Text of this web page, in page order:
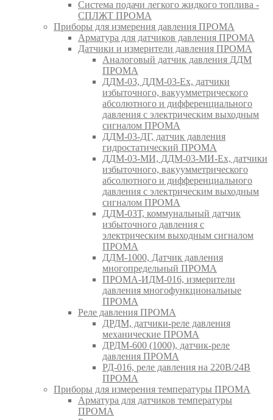
Система подачи легкого жидкого топлива -
СПЛЖТ ПРОМА
Приборы для измерения давления ПРОМА
Арматура для датчиков давления ПРОМА
Датчики и измерители давления ПРОМА
Аналоговый датчик давления ДДМ
ПРОМА
ДДМ-03, ДДМ-03-Ех, датчики
избыточного, вакуумметрического
абсолютного и дифференциального
давления с электрическим выходным
сигналом ПРОМА
ДДМ-03-ДГ, датчик давления
гидростатический ПРОМА
ДДМ-03-МИ, ДДМ-03-МИ-Ех, датчики
избыточного, вакуумметрического
абсолютного и дифференциального
давления с электрическим выходным
сигналом ПРОМА
ДДМ-03Т, коммунальный датчик
избыточного давления с
электрическим выходным сигналом
ПРОМА
ДДМ-1000, Датчик давления
многопредельный ПРОМА
ПРОМА-ИДМ-016, измерители
давления многофункциональные
ПРОМА
Реле давления ПРОМА
ДРДМ, датчики-реле давления
механические ПРОМА
ДРДМ-600 (1000), датчик-реле
давления ПРОМА
РД-016, реле давления на 220В/24В
ПРОМА
Приборы для измерения температуры ПРОМА
Арматура для датчиков температуры
ПРОМА